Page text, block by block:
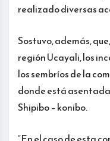
realizado diversas
Sostuvo, además,
región Ucayali, los
los sembríos de la
donde está
Shipibo – konibo.